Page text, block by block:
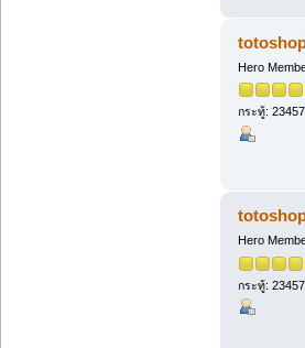
Hero
กระทู้: 23457
Hero
กระทู้: 23457